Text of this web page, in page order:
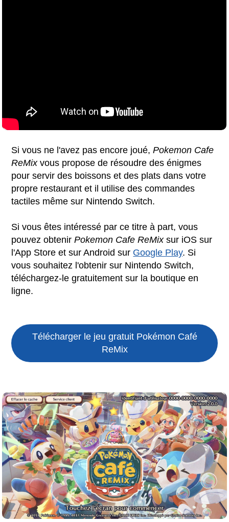
Si vous ne l'avez pas encore joué,Pokemon Cafe
ReMixvous propose de résoudre des énigmes
pour servir des boissons et des plats dans votre
propre restaurant et il utilise des commandes
tactiles même sur Nintendo Switch.
Si vous êtes intéressé par ce titre à part, vous
pouvez obtenirPokemon Cafe ReMixsur iOS sur
l'App Store et sur Android sur Google Play. Si
vous souhaitez l'obtenir sur Nintendo Switch,
téléchargez-le gratuitement sur la boutique en
ligne.
Télécharger le jeu gratuit Pokémon Café
ReMix